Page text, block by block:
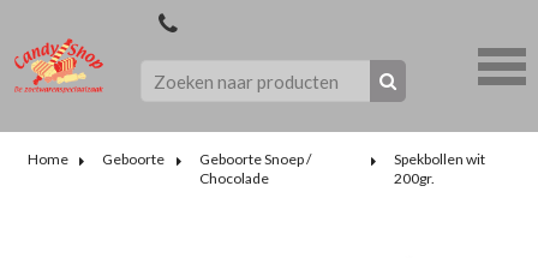
Home Geboorte
Geboorte Snoep /
Chocolade
Spekbollen wit
200gr.